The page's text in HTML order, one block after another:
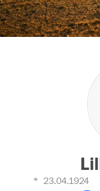
23.04.1924